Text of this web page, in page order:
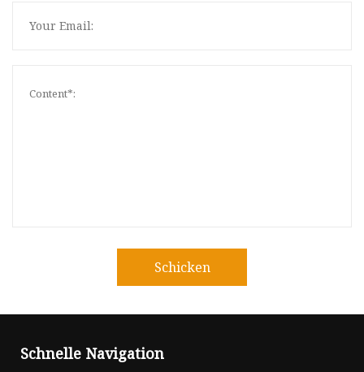
Schicken
Schnelle Navigation